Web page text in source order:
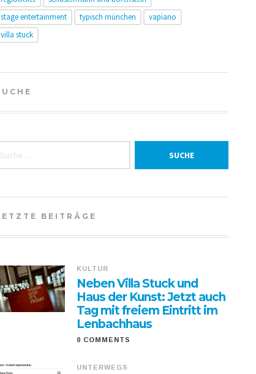
stage entertainment
typisch münchen
vapiano
villa stuck
BEITRÄGE
KULTUR
Neben Villa Stuck und
Haus der Kunst: Jetzt auch
Tag mit freiem Eintritt im
Lenbachhaus
0 COMMENTS
UNTERWEGS